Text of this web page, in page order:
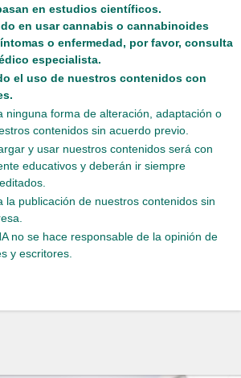
en estudios científicos.
en usar cannabis o cannabinoides
o enfermedad, por favor, consulta
especialista.
el uso de nuestros contenidos con
ninguna forma de alteración, adaptación o
contenidos sin acuerdo previo.
y usar nuestros contenidos será con
educativos y deberán ir siempre
la publicación de nuestros contenidos sin
no se hace responsable de la opinión de
y escritores.